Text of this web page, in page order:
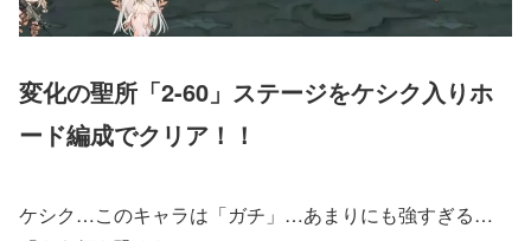
変化の聖所「2-60」ステージをケシク入りホ
ード編成でクリア！！
ケシク…このキャラは「ガチ」…あまりにも強すぎる…